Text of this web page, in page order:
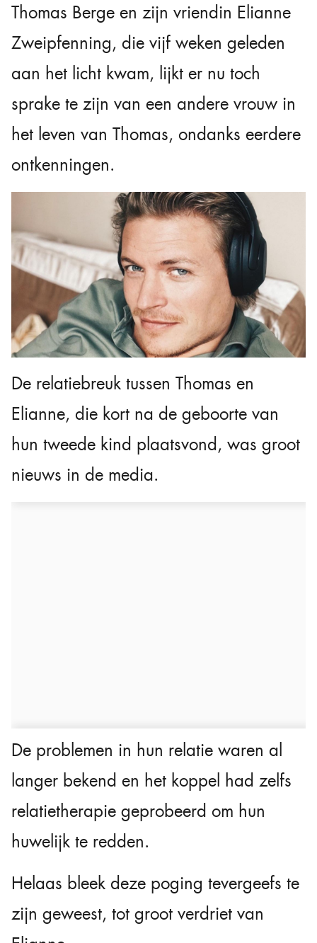
Thomas Berge en zijn vriendin Elianne
Zweipfenning, die vijf weken geleden
aan het licht kwam, lijkt er nu toch
sprake te zijn van een andere vrouw in
het leven van Thomas, ondanks eerdere
ontkenningen.
De relatiebreuk tussen Thomas en
Elianne, die kort na de geboorte van
hun tweede kind plaatsvond, was groot
nieuws in de media.
De problemen in hun relatie waren al
langer bekend en het koppel had zelfs
relatietherapie geprobeerd om hun
huwelijk te redden.
Helaas bleek deze poging tevergeefs te
zijn geweest, tot groot verdriet van